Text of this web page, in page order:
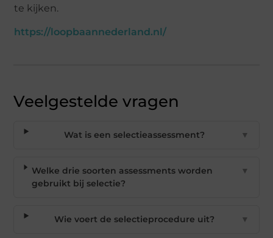
te kijken.
https://loopbaannederland.nl/
Veelgestelde vragen
Wat is een selectieassessment? ▼
Welke drie soorten assessments worden
gebruikt bij selectie?
▼
Wie voert de selectieprocedure uit? ▼